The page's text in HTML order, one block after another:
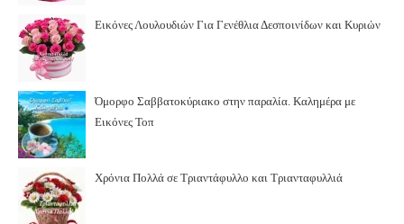
Εικόνες Λουλουδιών Για Γενέθλια Δεσποινίδων και Κυριών
Όμορφο Σαββατοκύριακο στην παραλία. Καλημέρα με
Εικόνες Τοπ
Χρόνια Πολλά σε Τριαντάφυλλο και Τριανταφυλλιά